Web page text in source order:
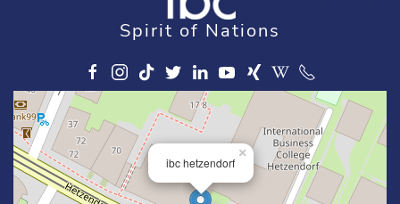
Spirit of Nations
ibc hetzendorf
×